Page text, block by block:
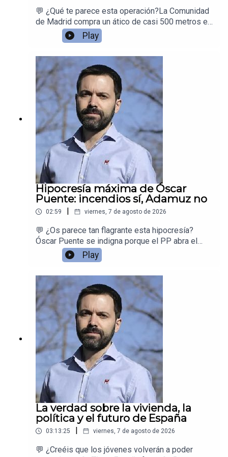
💬 ¿Qué te parece esta operación?La Comunidad
de Madrid compra un ático de casi 500 metros en
Chamberí para que Ayuso tenga reuniones
temporales mientras reforman la sede
oficial.Juan Ramón Rallo se hace las preguntas
que nadie contesta
Play
Hipocresía máxima de Óscar
Puente: incendios sí, Adamuz no
02:59 viernes, 7 de agosto de 2026
💬 ¿Os parece tan flagrante esta hipocresía?
Óscar Puente se indigna porque el PP abra el
debate de responsabilidades mientras los
incendios todavía arden… pero cuando la tragedia
de Adamuz le explotó en las manos, dijo
exactamente lo contrario: que las
responsabilidades había que dilucidarlas más
adelante.Desmontamos la doble vara de medir
del ministro de Transportes.
Play
La verdad sobre la vivienda, la
política y el futuro de España
03:13:25 viernes, 7 de agosto de 2026
💬 ¿Creéis que los jóvenes volverán a poder